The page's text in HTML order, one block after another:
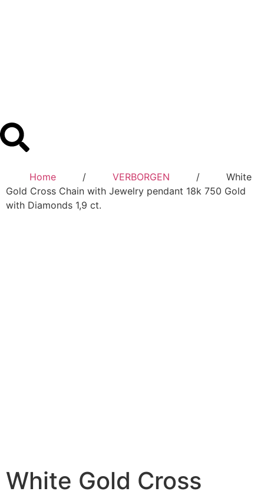
Home ‎ ‎ ‎ ‎ ‎ ‎ ‎ ‎ ‎/ ‎ ‎ ‎ ‎ ‎ ‎ ‎ ‎ VERBORGEN ‎ ‎ ‎ ‎ ‎ ‎ ‎ ‎ ‎/ ‎ ‎ ‎ ‎ ‎ ‎ ‎ ‎ White
Gold Cross Chain with Jewelry pendant 18k 750 Gold
with Diamonds 1,9 ct. ‎ ‎ ‎ ‎ ‎ ‎ ‎ ‎
White Gold Cross